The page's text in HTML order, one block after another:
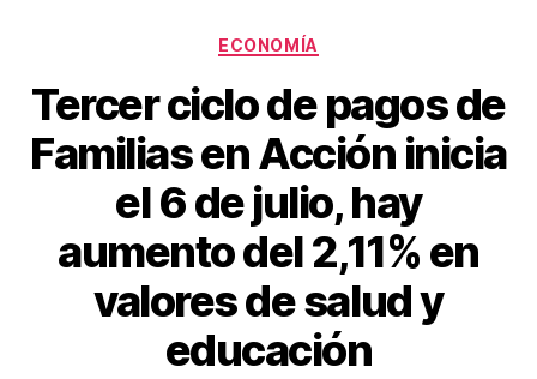
k
Categorías
ECONOMÍA
Tercer ciclo de pagos de
Familias en Acción inicia
el 6 de julio, hay
aumento del 2,11% en
valores de salud y
educación